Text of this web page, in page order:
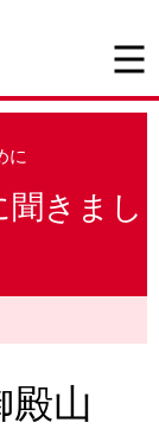
に
きまし
殿山